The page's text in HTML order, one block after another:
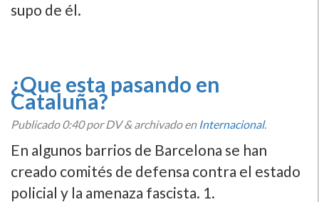
supo de él.
¿Que esta pasando en
Cataluña?
Publicado0:40por DV&archivado en Internacional.
En algunos barrios de Barcelona se han
creado comités de defensa contra el estado
policial y la amenaza fascista. 1.